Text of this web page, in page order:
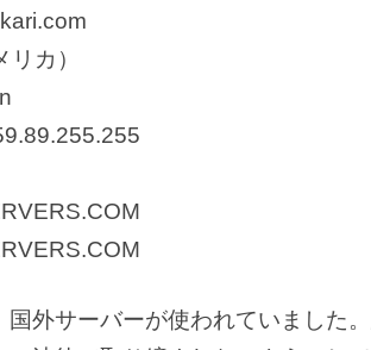
カ）
外サーバーが使われていました